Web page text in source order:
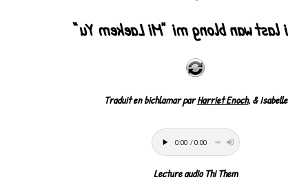
Hemi last wan blong mi “Mi
Traduit en bichlamar parHarriet Enoch, & Isabelle
Lecture audio Thi Them